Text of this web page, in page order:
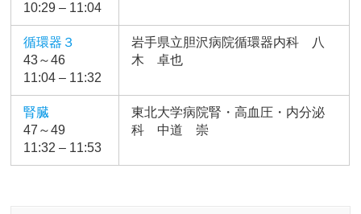
10:29 – 11:04
循環器３
43～46
11:04 – 11:32
岩手県立胆沢病院循環器内科 八
木 卓也
腎臓
47～49
11:32 – 11:53
東北大学病院腎・高血圧・内分泌
科 中道 崇